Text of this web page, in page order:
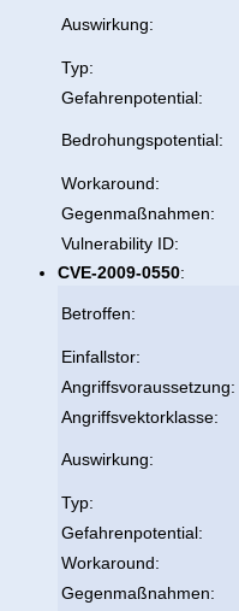
Auswirkung:
Typ:
Gefahrenpotential:
Bedrohungspotential:
Workaround:
Gegenmaßnahmen:
Vulnerability ID:
CVE-2009-0550:
Betroffen:
Einfallstor:
Angriffsvoraussetzung:
Angriffsvektorklasse:
Auswirkung:
Typ:
Gefahrenpotential:
Workaround:
Gegenmaßnahmen: